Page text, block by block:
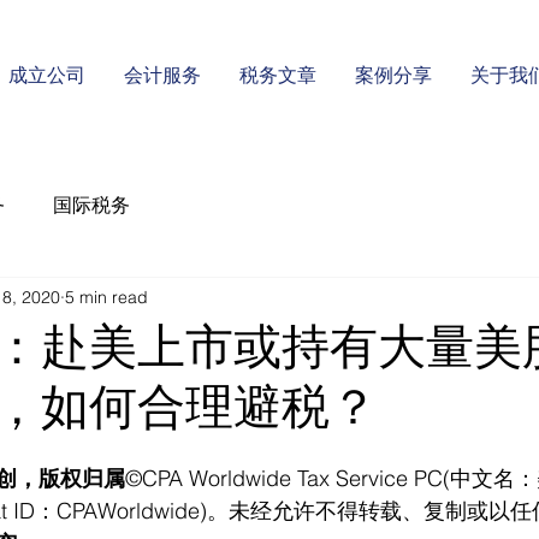
成立公司 会计服务 税务文章 案例分享 关于我
国际税务
赴美上市或持有大量美
如何合理避税？
2020 5 min read
，版权归属©CPA Worldwide Tax Service PC(中文名
ID：CPAWorldwide)。未经允许不得转载、复制或以